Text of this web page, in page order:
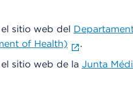
sitio web del
of Health)
.
sitio web de la Junta